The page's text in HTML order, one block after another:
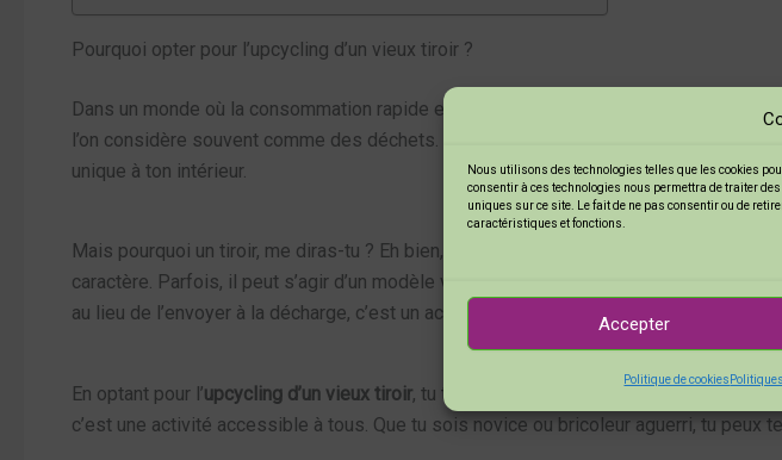
Nous utilisons des technologies telles que les cookies
consentir à ces technologies nous permettra de traiter
uniques sur ce site. Le fait de ne pas consentir ou de
caractéristiques et fonctions.
Accepter
Politique de cookies
Pourquoi opter pour l’upcycling d’un vieux tiroir ?
Dans un monde où la consommation rapide est devenue la norme, l’
est
l’on considère souvent comme des déchets. En choisissant de transformer un
unique à ton intérieur.
Mais pourquoi un tiroir, me diras-tu ? Eh bien, ces petits trésors sont souvent
caractère. Parfois, il peut s’agir d’un modèle vintage avec une belle patine. Ouais,
au lieu de l’envoyer à la décharge, c’est un acte fort.
En optant pour l’upcycling d’un vieux tiroir, tu te lances dans un projet créatif. Tu vas
c’est une activité accessible à tous. Que tu sois novice ou bricoleur aguerri, tu peux